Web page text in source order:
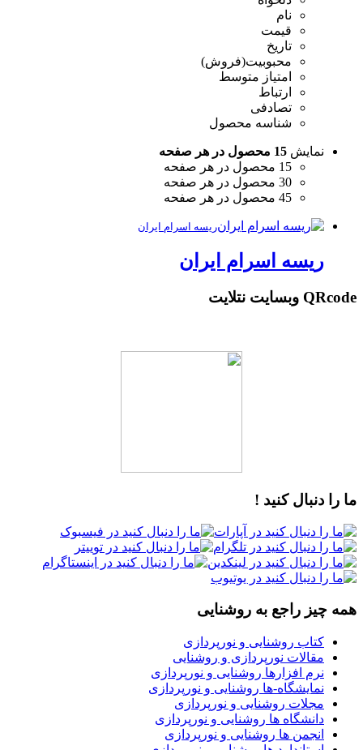
نام
قیمت
تاریخ
محبوبیت(فروش)
امتیاز متوسط
ارتباط
تصادفی
شناسه محصول
نمایش 15 محصول در هر صفحه
15 محصول در هر صفحه
30 محصول در هر صفحه
45 محصول در هر صفحه
ریسه اسرام ایران
ریسه اسرام ایران
QRcode وبسایت نتلایت
ما را دنبال کنید !
همه چیز راجع به روشنایی
کتاب روشنایی و نورپردازی
مقالات نورپردازی و روشنایی
نرم افزارها روشنایی و نورپردازی
نمایشگاه-ها روشنایی و نورپردازی
مجلات روشنایی و نورپردازی
دانشگاه ها روشنایی و نورپردازی
انجمن ها روشنایی و نورپردازی